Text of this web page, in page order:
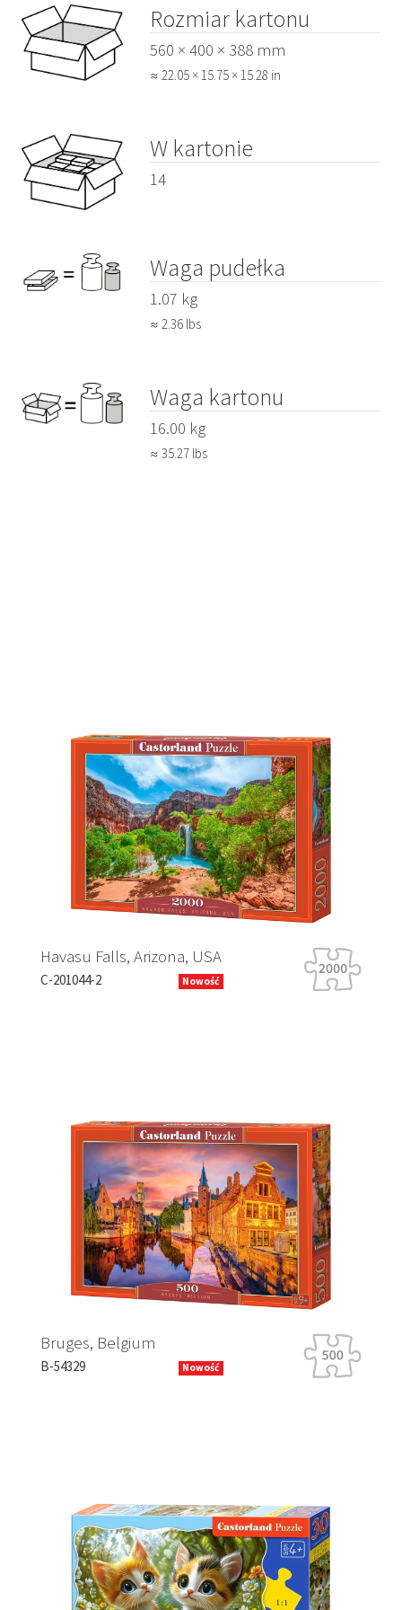
Rozmiar kartonu
560 × 400 × 388 mm
≈ 22.05 × 15.75 × 15.28 in
W kartonie
14
Waga pudełka
1.07 kg
≈ 2.36 lbs
Waga kartonu
16.00 kg
≈ 35.27 lbs
Havasu Falls, Arizona, USA
C-201044-2 Nowość
Bruges, Belgium
B-54329 Nowość
Previous